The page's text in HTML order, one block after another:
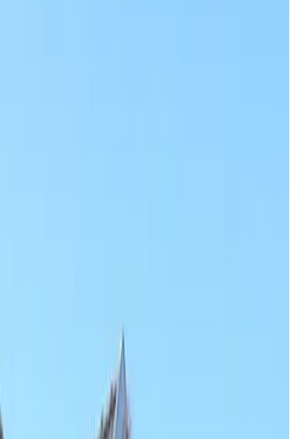
Zuid-Limburgse heuvels in ons stijlvolle
nu komt om te wandelen door de
te trotseren of gewoon tot rust
dit is de perfecte uitvalsbasis. De
sfeer met modern gemak, zoals
Wonen & Eten: Een lichte, open
lederen bank, tv-hoek en een gezellige
volledig uitgerust met
karakteristieke porseleinen spoelbak.
onder het schuine dak met
tweepersoonsbed en eigen wastafel.
en eigen wastafel. Badkamer:
en toilet. Highlights Geniet van de
veranda met barbecue. Inclusief
ruime collectie boeken en dvd's. De